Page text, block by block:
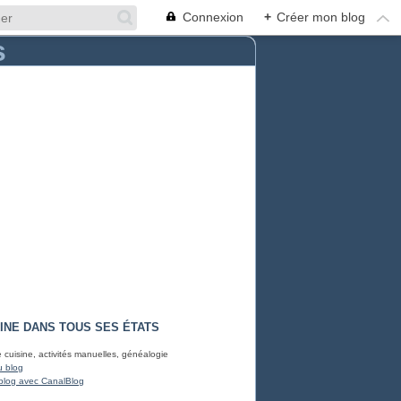
Connexion + Créer mon blog
DANS TOUS SES ÉTATS
cuisine, activités manuelles, généalogie
blog
avec CanalBlog